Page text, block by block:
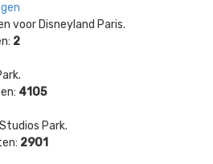
voor Disneyland Paris.
2
4105
Park.
2901